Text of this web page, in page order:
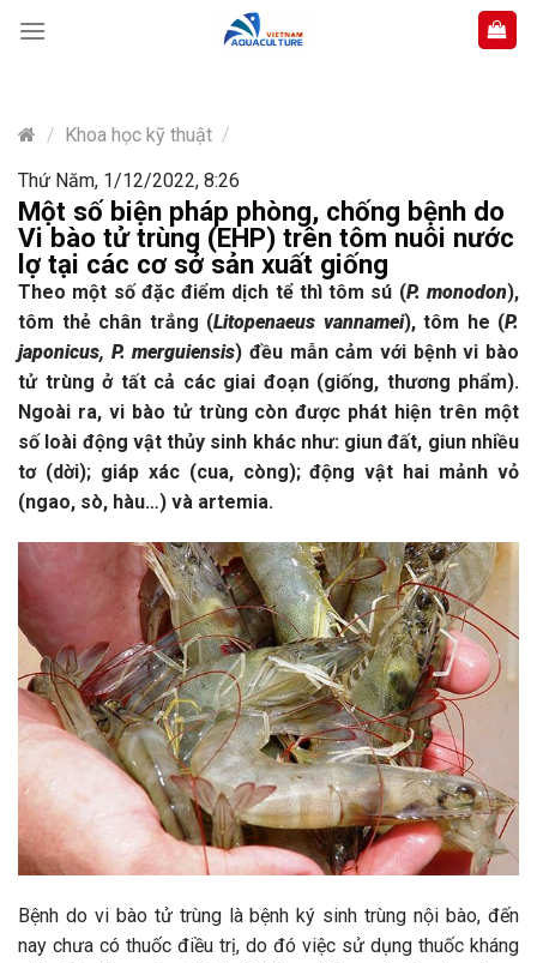
content
/ Khoa học kỹ thuật /
Thứ Năm, 1/12/2022, 8:26
Một số biện pháp phòng, chống bệnh do
Vi bào tử trùng (EHP) trên tôm nuôi nước
lợ tại các cơ sở sản xuất giống
Theo một số đặc điểm dịch tể thì tôm sú (P. monodon),
tôm thẻ chân trắng (Litopenaeus vannamei), tôm he (P.
japonicus, P. merguiensis) đều mẫn cảm với bệnh vi bào
tử trùng ở tất cả các giai đoạn (giống, thương phẩm).
Ngoài ra, vi bào tử trùng còn được phát hiện trên một
số loài động vật thủy sinh khác như: giun đất, giun nhiều
tơ (dời); giáp xác (cua, còng); động vật hai mảnh vỏ
(ngao, sò, hàu…) và artemia.
Bệnh do vi bào tử trùng là bệnh ký sinh trùng nội bào, đến
nay chưa có thuốc điều trị, do đó việc sử dụng thuốc kháng